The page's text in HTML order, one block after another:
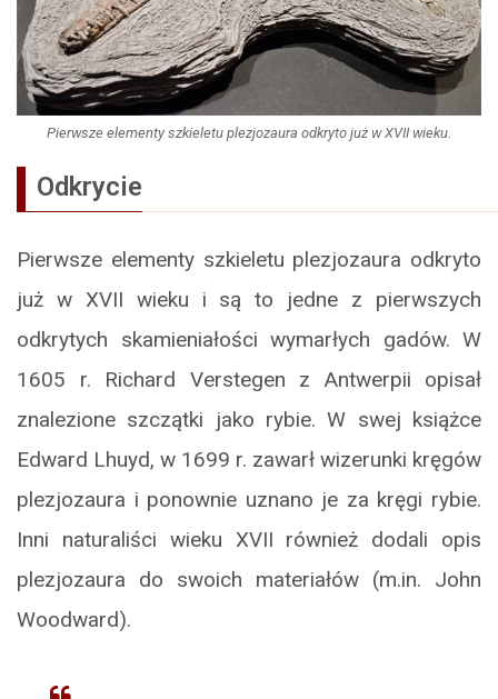
Pierwsze elementy szkieletu plezjozaura odkryto już w XVII wieku.
Odkrycie
Pierwsze elementy szkieletu plezjozaura odkryto
już w XVII wieku i są to jedne z pierwszych
odkrytych skamieniałości wymarłych gadów. W
1605 r. Richard Verstegen z Antwerpii opisał
znalezione szczątki jako rybie. W swej książce
Edward Lhuyd, w 1699 r. zawarł wizerunki kręgów
plezjozaura i ponownie uznano je za kręgi rybie.
Inni naturaliści wieku XVII również dodali opis
plezjozaura do swoich materiałów (m.in. John
Woodward).